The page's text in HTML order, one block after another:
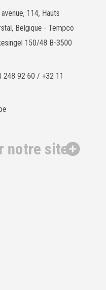
114, Hauts
Belgique - Tempco
150/48 B-3500
248 92 60 / +32 11
notre site